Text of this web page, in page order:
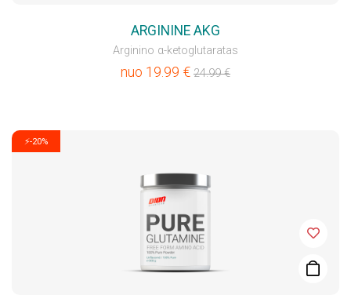
ARGININE AKG
Arginino α-ketoglutaratas
nuo 19.99 € 24.99€
⚡-20%